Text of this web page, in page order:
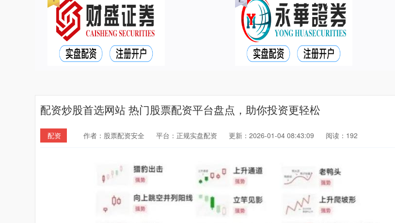
配资炒股首选网站 热门股票配资平台盘点，助你投资更轻松
配资 作者：股票配资安全 平台：正规实盘配资 更新：2026-01-04 08:43:09 阅读：192